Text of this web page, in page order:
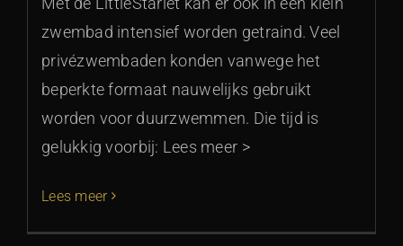
zwembad intensief worden getraind. Veel
privézwembaden konden vanwege het
beperkte formaat nauwelijks gebruikt
worden voor duurzwemmen. Die tijd is
gelukkig voorbij: Lees meer >
Lees meer